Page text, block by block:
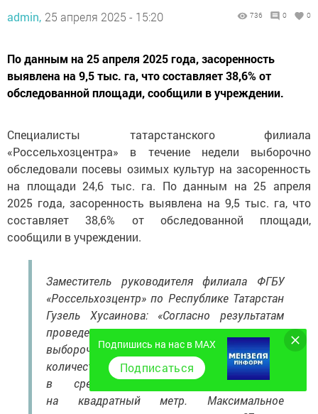
admin, 25 апреля 2025 - 15:20 736 0 0
По данным на 25 апреля 2025 года, засоренность
выявлена на 9,5 тыс. га, что составляет 38,6% от
обследованной площади, сообщили в учреждении.
Специалисты татарстанского филиала
«Россельхозцентра» в течение недели выборочно
обследовали посевы озимых культур на засоренность
на площади 24,6 тыс. га. По данным на 25 апреля
2025 года, засоренность выявлена на 9,5 тыс. га, что
составляет 38,6% от обследованной площади,
сообщили в учреждении.
Заместитель руководителя филиала ФГБУ
«Россельхозцентр» по Республике Татарстан
Гузель Хусаинова: «Согласно результатам
проведенного нашими специалистами
выборочного обследования полей
количество сорняков на посевах озимых
в среднем составляет 2,4 штуки
на квадратный метр. Максимальное
Подпишись на нас в MAX
Подписаться